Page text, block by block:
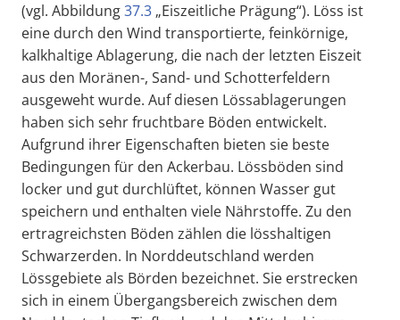
(vgl. Abbildung37.3 „Eiszeitliche Prägung“). Löss ist
eine durch den Wind transportierte, feinkörnige,
kalkhaltige Ablagerung, die nach der letzten Eiszeit
aus den Moränen-, Sand- und Schotterfeldern
ausgeweht wurde. Auf diesen Lössablagerungen
haben sich sehr fruchtbare Böden entwickelt.
Aufgrund ihrer Eigenschaften bieten sie beste
Bedingungen für den Ackerbau. Lössböden sind
locker und gut durchlüftet, können Wasser gut
speichern und enthalten viele Nährstoffe. Zu den
ertragreichsten Böden zählen die lösshaltigen
Schwarzerden. In Norddeutschland werden
Lössgebiete als Börden bezeichnet. Sie erstrecken
sich in einem Übergangsbereich zwischen dem